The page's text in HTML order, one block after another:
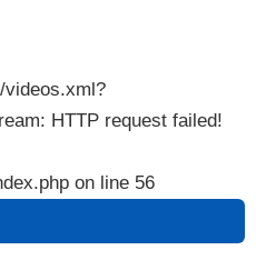
videos.xml?
HTTP request failed!
on line 56